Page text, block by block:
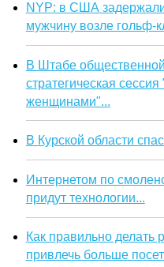
NYP: в США
мужчину возле гольф-
В Штабе
стратегическая
женщинами"...
В Курской области
Интернетом по
придут технологии...
Как правильно делать
привлечь больше